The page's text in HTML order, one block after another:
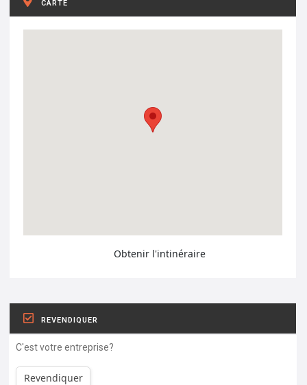
CARTE
Obtenir l'intinéraire
REVENDIQUER
C'est votre entreprise?
Revendiquer